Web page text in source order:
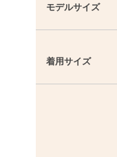
モデルサイズ
着用サイズ